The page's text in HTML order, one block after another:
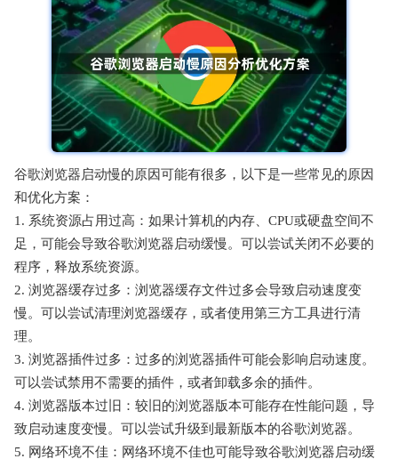
谷歌浏览器启动慢的原因可能有很多，以下是一些常见的原因
和优化方案：
1. 系统资源占用过高：如果计算机的内存、CPU或硬盘空间不
足，可能会导致谷歌浏览器启动缓慢。可以尝试关闭不必要的
程序，释放系统资源。
2. 浏览器缓存过多：浏览器缓存文件过多会导致启动速度变
慢。可以尝试清理浏览器缓存，或者使用第三方工具进行清
理。
3. 浏览器插件过多：过多的浏览器插件可能会影响启动速度。
可以尝试禁用不需要的插件，或者卸载多余的插件。
4. 浏览器版本过旧：较旧的浏览器版本可能存在性能问题，导
致启动速度变慢。可以尝试升级到最新版本的谷歌浏览器。
5. 网络环境不佳：网络环境不佳也可能导致谷歌浏览器启动缓